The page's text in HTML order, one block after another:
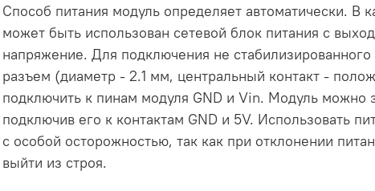
Способ питания модуль определяет автоматически. В
может быть использован сетевой блок питания с
напряжение. Для подключения не
разъем (диаметр - 2.1 мм, центральный контакт -
подключить к пинам модуля GND и Vin. Модуль можно
подключив его к контактам GND и 5V. Использовать
с особой осторожностью, так как при отклонении
выйти из строя.